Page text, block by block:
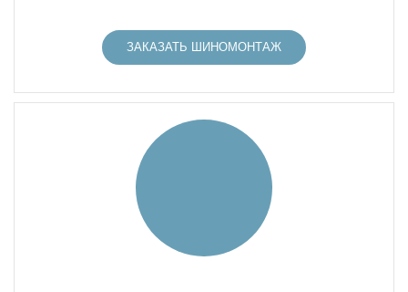
ЗАКАЗАТЬ ШИНОМОНТАЖ